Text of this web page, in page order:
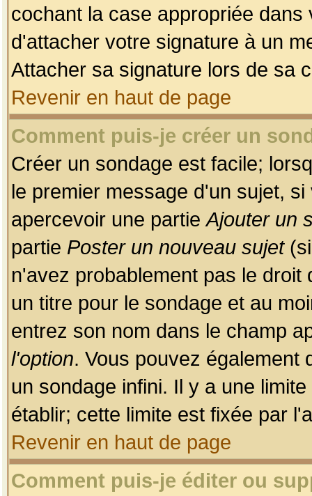
cochant la case appropriée
d'attacher votre signature à un
Attacher sa signature lors de sa
Revenir en haut de page
Comment puis-je créer un
Créer un sondage est facile;
le premier message d'un sujet,
apercevoir une partieAjouter un
partie Poster un nouveau sujet(si
n'avez probablement pas le
un titre pour le sondage et au
entrez son nom dans le champ
l'option. Vous pouvez également
un sondage infini. Il y a une
établir; cette limite est fixée par
Revenir en haut de page
Comment puis-je éditer ou